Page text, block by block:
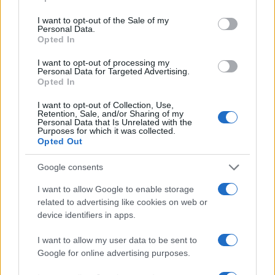
use your data for below specified purposes in below Google
consent section.
I want to opt-out of the Sale of my
Personal Data.
Opted In
I want to opt-out of processing my
Personal Data for Targeted Advertising.
Opted In
I want to opt-out of Collection, Use,
Retention, Sale, and/or Sharing of my
Personal Data that Is Unrelated with the
Purposes for which it was collected.
Opted Out
Google consents
I want to allow Google to enable storage
related to advertising like cookies on web or
device identifiers in apps.
I want to allow my user data to be sent to
Google for online advertising purposes.
18:23 09.11.16
Μπίκας – Ατρόμητος: “Υποχρέωση της
Πολιτείας να βρει δράστες και ηθικούς
αυτουργούς”